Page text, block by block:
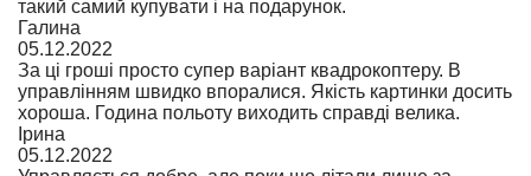
такий самий купувати і на подарунок.
Галина
05.12.2022
За ці гроші просто супер варіант квадрокоптеру. В
управлінням швидко впоралися. Якість картинки досить
хороша. Година польоту виходить справді велика.
Ірина
05.12.2022